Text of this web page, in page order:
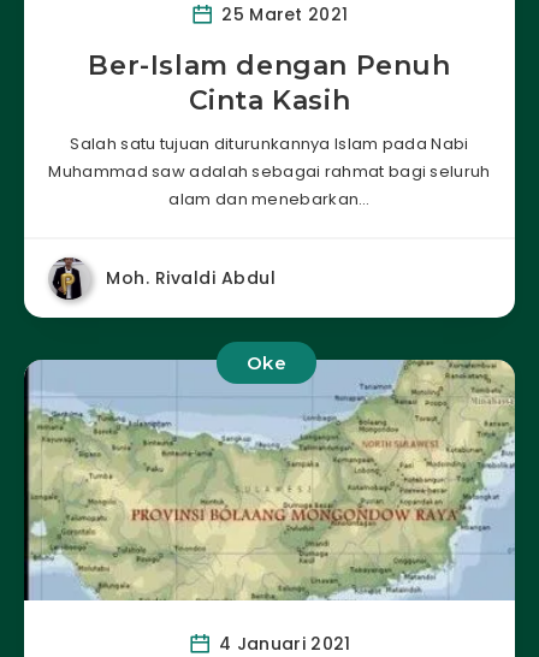
25 Maret 2021
Ber-Islam dengan Penuh
Cinta Kasih
Salah satu tujuan diturunkannya Islam pada Nabi
Muhammad saw adalah sebagai rahmat bagi seluruh
alam dan menebarkan…
Moh. Rivaldi Abdul
Oke
4 Januari 2021